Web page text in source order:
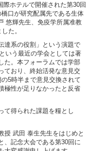
際ホテルで開催された第30回
口が研究配属先である生体
悠輝先生、免疫学所属准教
た。
達系の役割」という演題で
いう最近の学会としては著
た。本フォーラムでは学部
ており、終始活発な意見交
5時半まで意見交換されて
極性が足りなかったと反省
て得られた課題を糧とし
授 武田 泰生先生をはじめと
、記念大会である第30回に